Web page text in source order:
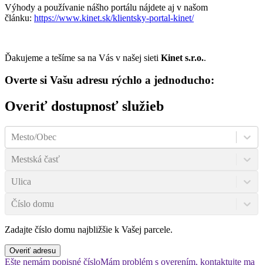
Výhody a používanie nášho portálu nájdete aj v našom
článku: https://www.kinet.sk/klientsky-portal-kinet/
Ďakujeme a tešíme sa na Vás v našej sieti Kinet s.r.o..
Overte si Vašu adresu rýchlo a jednoducho:
Overiť dostupnosť služieb
Mesto/Obec
Mestská časť
Ulica
Číslo domu
Zadajte číslo domu najbližšie k Vašej parcele.
Overiť adresu
Ešte nemám popisné čísloMám problém s overením, kontaktujte ma